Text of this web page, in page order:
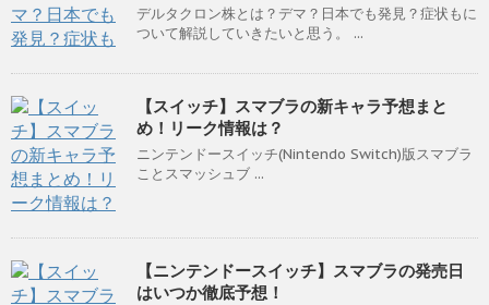
デルタクロン株とは？デマ？日本でも発見？症状もに
ついて解説していきたいと思う。 ...
【スイッチ】スマブラの新キャラ予想まと
め！リーク情報は？
ニンテンドースイッチ(Nintendo Switch)版スマブラ
ことスマッシュブ ...
【ニンテンドースイッチ】スマブラの発売日
はいつか徹底予想！